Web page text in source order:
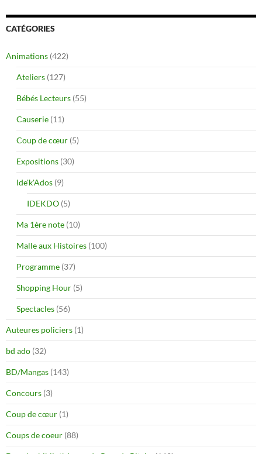
CATÉGORIES
Animations (422)
Ateliers (127)
Bébés Lecteurs (55)
Causerie (11)
Coup de cœur (5)
Expositions (30)
Ide'k'Ados (9)
IDEKDO (5)
Ma 1ère note (10)
Malle aux Histoires (100)
Programme (37)
Shopping Hour (5)
Spectacles (56)
Auteures policiers (1)
bd ado (32)
BD/Mangas (143)
Concours (3)
Coup de cœur (1)
Coups de coeur (88)